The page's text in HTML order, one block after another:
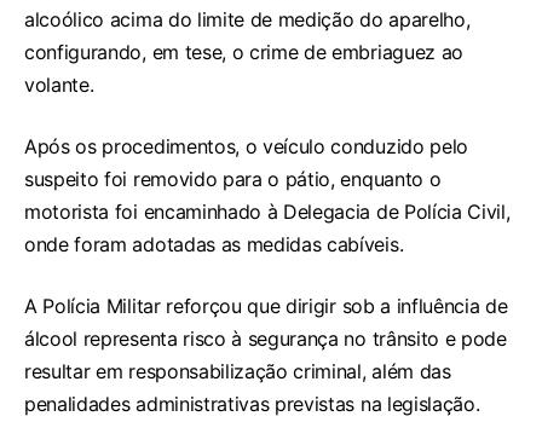
alcoólico acima do limite de medição do aparelho,
configurando, em tese, o crime de embriaguez ao
volante.
Após os procedimentos, o veículo conduzido pelo
suspeito foi removido para o pátio, enquanto o
motorista foi encaminhado à Delegacia de Polícia Civil,
onde foram adotadas as medidas cabíveis.
A Polícia Militar reforçou que dirigir sob a influência de
álcool representa risco à segurança no trânsito e pode
resultar em responsabilização criminal, além das
penalidades administrativas previstas na legislação.